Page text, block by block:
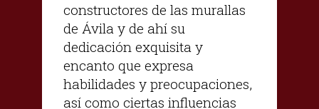
constructores de las murallas
de Ávila y de ahí su
dedicación exquisita y
encanto que expresa
habilidades y preocupaciones,
así como ciertas influencias